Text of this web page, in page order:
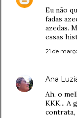
Eu não
fadas
azedas.
essas
21 de
Ana
Ah, o
KKK... A
contrata,